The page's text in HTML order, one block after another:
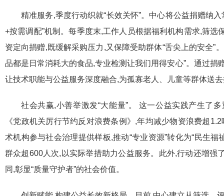
精准服务,季度行动织就“长效关怀”。中心将公益捐赠纳
+按需调配”机制。每季度末,工作人员根据福利机构需求,筛选
资定向捐赠,既缓解采购压力,又保障受助群体“舌尖上的安全”
品都是日常消耗大的食品,专业检测让我们用得安心”。通过捐
让技术职能与公益服务深度融合,为孤寡老人、儿童等群体送
社会共赢,小善举激发“大能量”。 这一公益实践产生了
《党政机关厉行节约反对浪费条例》,年均减少物资浪费超
术机构参与社会治理提供样板,推动“专业资源”转化为“民生福
群众超600人次,以实际举措助力公益服务。此外,行动还增强
同,彰显“质量守护者”的社会价值。